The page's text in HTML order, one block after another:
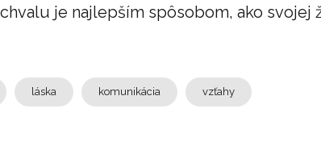
je najlepším spôsobom, ako svojej
láska komunikácia vzťahy